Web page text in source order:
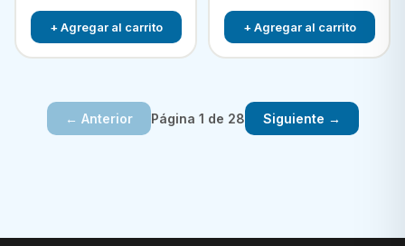
+ Agregar al carrito + Agregar al carrito
← Anterior Página 1 de 28 Siguiente →